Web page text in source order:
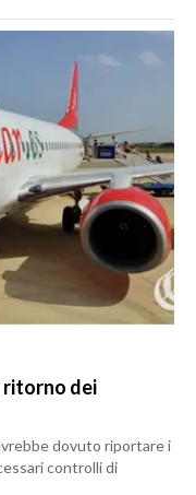
ritorno dei
dovuto riportare i
controlli di